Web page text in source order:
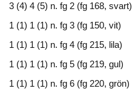
3 (4) 4 (5) n. fg 2 (fg 168, svart)
1 (1) 1 (1) n. fg 3 (fg 150, vit)
1 (1) 1 (1) n. fg 4 (fg 215, lila)
1 (1) 1 (1) n. fg 5 (fg 219, gul)
1 (1) 1 (1) n. fg 6 (fg 220, grön)